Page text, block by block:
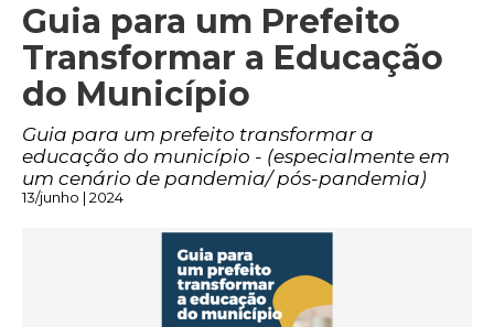
Guia para um Prefeito
Transformar a Educação
do Município
Guia para um prefeito transformar a
educação do município - (especialmente em
um cenário de pandemia/ pós-pandemia)
13/junho | 2024